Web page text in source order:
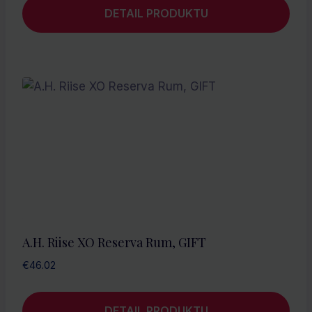
DETAIL PRODUKTU
A.H. Riise XO Reserva Rum, GIFT
€46.02